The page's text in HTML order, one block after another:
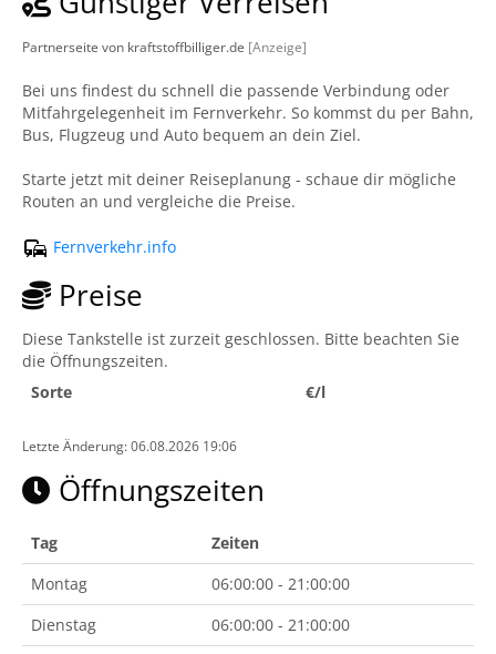
Partnerseite von kraftstoffbilliger.de [Anzeige]
Bei uns findest du schnell die passende Verbindung oder
Mitfahrgelegenheit im Fernverkehr. So kommst du per Bahn,
Bus, Flugzeug und Auto bequem an dein Ziel.
Starte jetzt mit deiner Reiseplanung - schaue dir mögliche
Routen an und vergleiche die Preise.
Fernverkehr.info
Preise
Diese Tankstelle ist zurzeit geschlossen. Bitte beachten Sie
die Öffnungszeiten.
Sorte
€/l
Letzte Änderung: 06.08.2026 19:06
Öffnungszeiten
Tag
Zeiten
Montag
06:00:00 - 21:00:00
Dienstag
06:00:00 - 21:00:00